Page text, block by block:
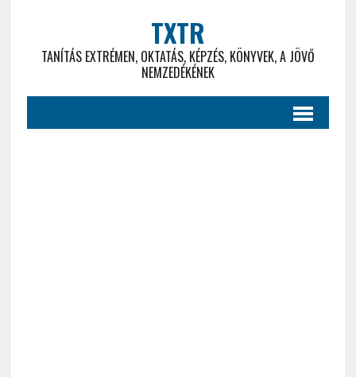
TXTR
TANÍTÁS EXTRÉMEN, OKTATÁS, KÉPZÉS, KÖNYVEK, A JÖVŐ
NEMZEDÉKÉNEK